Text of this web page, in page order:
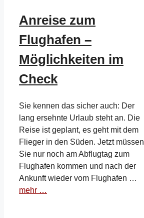
Anreise zum
Flughafen –
Möglichkeiten im
Check
Sie kennen das sicher auch: Der
lang ersehnte Urlaub steht an. Die
Reise ist geplant, es geht mit dem
Flieger in den Süden. Jetzt müssen
Sie nur noch am Abflugtag zum
Flughafen kommen und nach der
Ankunft wieder vom Flughafen …
mehr …